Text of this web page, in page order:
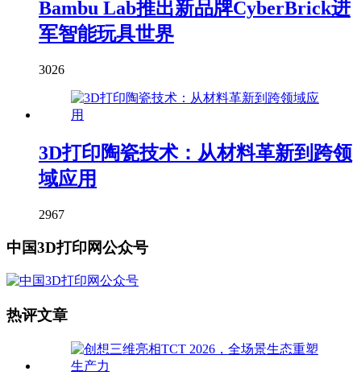
Bambu Lab推出新品牌CyberBrick进
军智能玩具世界
3026
3D打印陶瓷技术：从材料革新到跨领
域应用
2967
中国3D打印网公众号
热评文章